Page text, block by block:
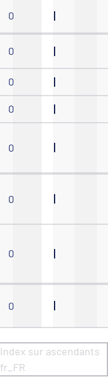
0
0
0
0
0
0
0
0
Index sur ascendants
fr_FR